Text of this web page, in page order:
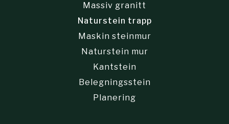
Massiv granitt
Naturstein trapp
Maskin steinmur
Naturstein mur
Kantstein
Belegningsstein
Planering